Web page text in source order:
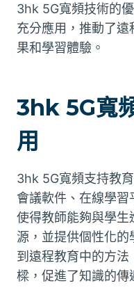
3hk 5G寬頻技術的
充分應用，推動了
果和學習體驗。
3hk 5G寬
用
3hk 5G寬頻支持教
會議軟件、在線學
使得教師能夠與學生
源，並提供個性化
到遠程教育中的方
樑，促進了知識的傳